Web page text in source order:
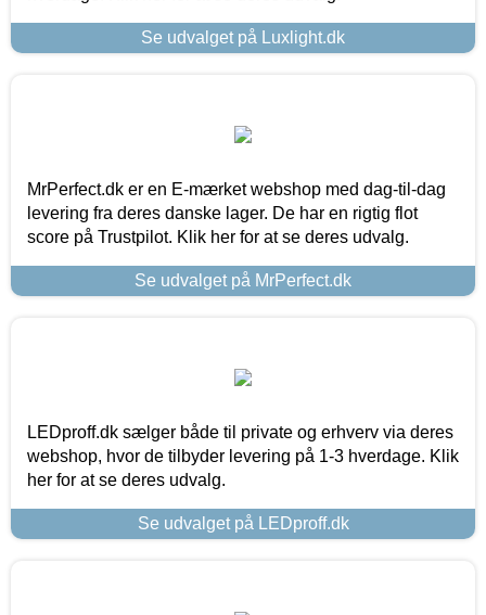
Se udvalget på Luxlight.dk
MrPerfect.dk er en E-mærket webshop med dag-til-dag
levering fra deres danske lager. De har en rigtig flot
score på Trustpilot. Klik her for at se deres udvalg.
Se udvalget på MrPerfect.dk
LEDproff.dk sælger både til private og erhverv via deres
webshop, hvor de tilbyder levering på 1-3 hverdage. Klik
her for at se deres udvalg.
Se udvalget på LEDproff.dk